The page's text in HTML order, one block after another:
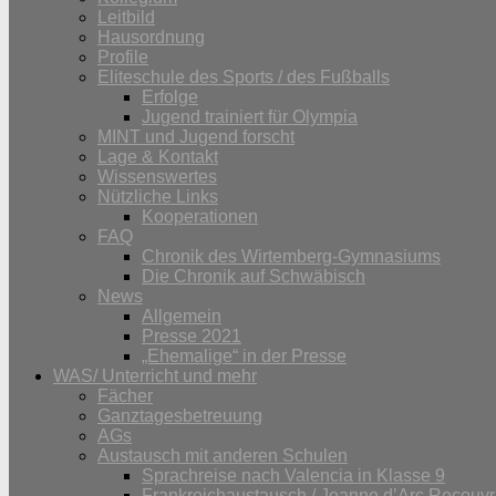
Leitbild
Hausordnung
Profile
Eliteschule des Sports / des Fußballs
Erfolge
Jugend trainiert für Olympia
MINT und Jugend forscht
Lage & Kontakt
Wissenswertes
Nützliche Links
Kooperationen
FAQ
Chronik des Wirtemberg-Gymnasiums
Die Chronik auf Schwäbisch
News
Allgemein
Presse 2021
„Ehemalige“ in der Presse
WAS/ Unterricht und mehr
Fächer
Ganztagesbetreuung
AGs
Austausch mit anderen Schulen
Sprachreise nach Valencia in Klasse 9